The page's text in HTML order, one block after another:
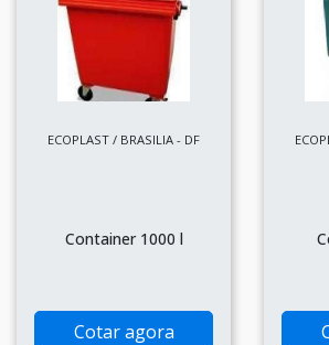
ECOPLAST / BRASILIA - DF
Container 1000 l
Cotar agora